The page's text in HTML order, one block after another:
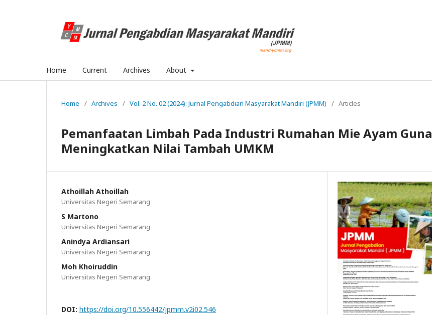
Home Current Archives About
Home / Archives / Vol. 2 No. 02 (2024): Jurnal Pengabdian Masyarakat Mandiri (JPMM) / Articles
Pemanfaatan Limbah Pada Industri Rumahan Mie Ayam Guna
Meningkatkan Nilai Tambah UMKM
Athoillah Athoillah
Universitas Negeri Semarang
S Martono
Universitas Negeri Semarang
Anindya Ardiansari
Universitas Negeri Semarang
Moh Khoiruddin
Universitas Negeri Semarang
DOI: https://doi.org/10.556442/jpmm.v2i02.546